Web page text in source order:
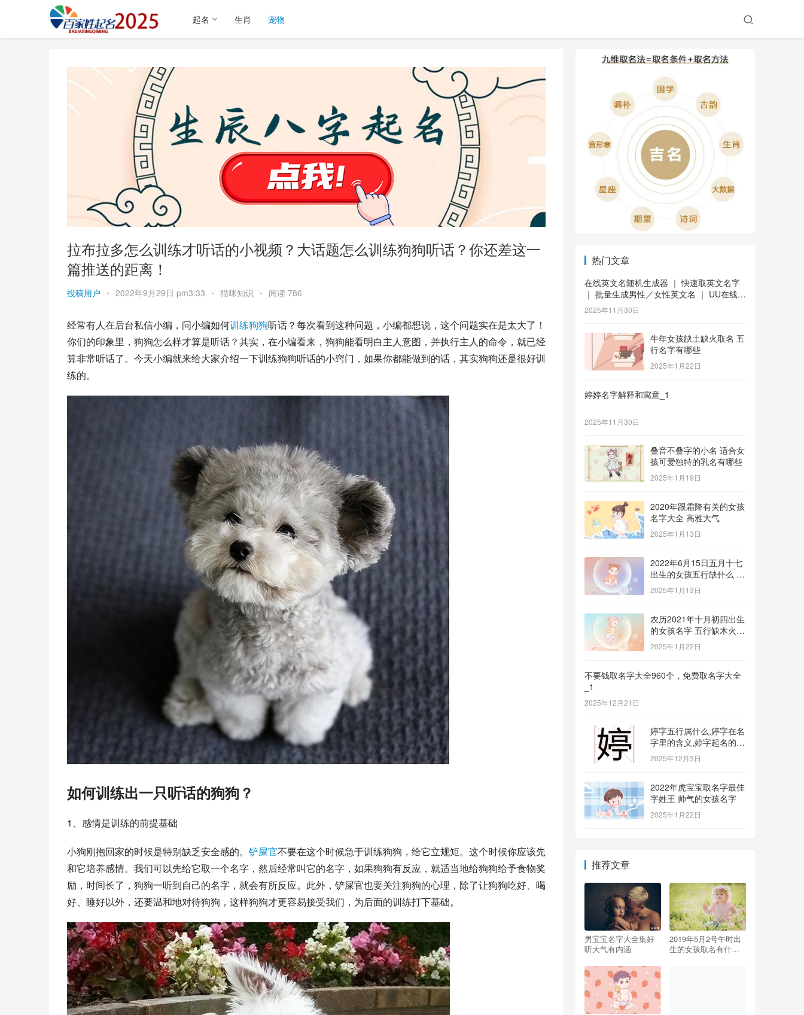
起名 生肖 宠物
拉布拉多怎么训练才听话的小视频？大话题怎么训练狗狗听话？你还差这一
篇推送的距离！
投稿用户 • 2022年9月29日 pm3:33 • 猫咪知识 • 阅读 786
经常有人在后台私信小编，问小编如何训练狗狗听话？每次看到这种问题，小编都想说，这个问题实在是太大了！
你们的印象里，狗狗怎么样才算是听话？其实，在小编看来，狗狗能看明白主人意图，并执行主人的命令，就已经
算非常听话了。今天小编就来给大家介绍一下训练狗狗听话的小窍门，如果你都能做到的话，其实狗狗还是很好训
练的。
如何训练出一只听话的狗狗？
1、感情是训练的前提基础
小狗刚抱回家的时候是特别缺乏安全感的。 铲屎官不要在这个时候急于训练狗狗，给它立规矩。这个时候你应该先
和它培养感情。我们可以先给它取一个名字，然后经常叫它的名字，如果狗狗有反应，就适当地给狗狗给予食物奖
励，时间长了，狗狗一听到自己的名字，就会有所反应。此外，铲屎官也要关注狗狗的心理，除了让狗狗吃好、喝
好、睡好以外，还要温和地对待狗狗，这样狗狗才更容易接受我们，为后面的训练打下基础。
热门文章
在线英文名随机生成器 ｜ 快速取英文名字
｜ 批量生成男性／女性英文名 ｜ UU在线工
具 _1
2025年11月30日
牛年女孩缺土缺火取名 五
行名字有哪些
2025年1月22日
婷婷名字解释和寓意_1
2025年11月30日
叠音不叠字的小名 适合女
孩可爱独特的乳名有哪些
2025年1月19日
2020年跟霜降有关的女孩
名字大全 高雅大气
2025年1月13日
2022年6月15日五月十七
出生的女孩五行缺什么 补
金的名字推荐
2025年1月13日
农历2021年十月初四出生
的女孩名字 五行缺木火八
字免费取名
2025年1月22日
不要钱取名字大全960个，免费取名字大全
_1
2025年12月21日
婷字五行属什么,婷字在名
字里的含义,婷字起名的寓
意_1
2025年12月3日
2022年虎宝宝取名字最佳
字姓王 帅气的女孩名字
2025年1月22日
推荐文章
男宝宝名字大全集好
听大气有内涵
2019年5月2号午时出
生的女孩取名有什么